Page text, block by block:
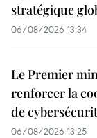
stratégique
06/08/2026 13:34
Le Premier
renforcer la
de
06/08/2026 13:25